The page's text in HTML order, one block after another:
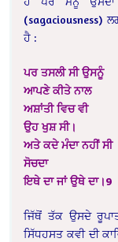
(sagaciousness)
ਹੈ :
ਪਰ ਤਸਲੀ ਸੀ ਉਸਨੂੰ
ਆਪਣੇ ਕੀਤੇ ਨਾਲ
ਅਸ਼ਾਂਤੀ ਵਿਚ ਵੀ
ਉਹ ਖੁਸ਼ ਸੀ।
ਅਤੇ ਕਦੇ ਮੰਦਾ ਨਹੀਂ ਸੀ
ਸੋਚਦਾ
ਇਥੇ ਦਾ ਜਾਂ ਉਥੇ ਦਾ।9
ਜਿੱਥੋਂ ਤੱਕ ਉਸਦੇ
ਸਿੱਧਹਸਤ ਕਵੀ ਦੀ